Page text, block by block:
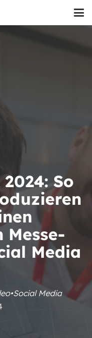
So
Media
•Social Media